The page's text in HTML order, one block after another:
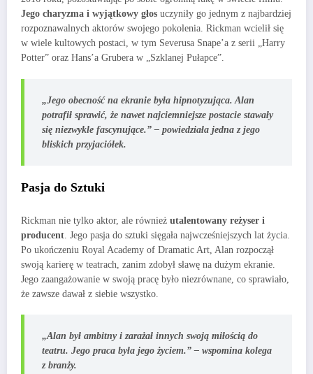
Jego charyzma i wyjątkowy głos uczyniły go jednym z najbardziej
rozpoznawalnych aktorów swojego pokolenia. Rickman wcielił się
w wiele kultowych postaci, w tym Severusa Snape’a z serii „Harry
Potter” oraz Hans’a Grubera w „Szklanej Pułapce”.
„Jego obecność na ekranie była hipnotyzująca. Alan
potrafił sprawić, że nawet najciemniejsze postacie stawały
się niezwykle fascynujące.” – powiedziała jedna z jego
bliskich przyjaciółek.
Pasja do Sztuki
Rickman nie tylko aktor, ale również utalentowany reżyser i
producent . Jego pasja do sztuki sięgała najwcześniejszych lat życia.
Po ukończeniu Royal Academy of Dramatic Art, Alan rozpoczął
swoją karierę w teatrach, zanim zdobył sławę na dużym ekranie.
Jego zaangażowanie w swoją pracę było niezrównane, co sprawiało,
że zawsze dawał z siebie wszystko.
„Alan był ambitny i zarażał innych swoją miłością do
teatru. Jego praca była jego życiem.” – wspomina kolega
z branży.